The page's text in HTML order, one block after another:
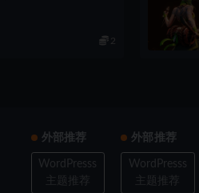
2
外部推荐
WordPresss
主题推荐
外部推荐
WordPresss
主题推荐